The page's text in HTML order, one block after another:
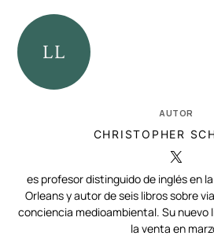
AUTOR
CHRISTOPHER
es profesor distinguido de inglés en
Orleans y autor de seis libros sobre
conciencia medioambiental. Su nuevo
la venta en